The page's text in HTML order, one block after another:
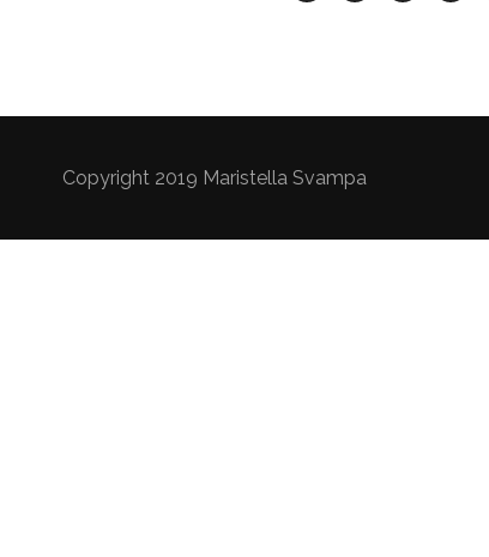
Copyright 2019 Maristella Svampa